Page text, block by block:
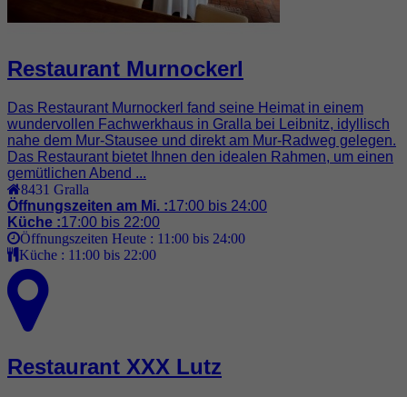
Restaurant Murnockerl
Das Restaurant Murnockerl fand seine Heimat in einem
wundervollen Fachwerkhaus in Gralla bei Leibnitz, idyllisch
nahe dem Mur-Stausee und direkt am Mur-Radweg gelegen.
Das Restaurant bietet Ihnen den idealen Rahmen, um einen
gemütlichen Abend ...
8431 Gralla
Öffnungszeiten am Mi. :17:00 bis 24:00
Küche :17:00 bis 22:00
Öffnungszeiten Heute : 11:00 bis 24:00
Küche : 11:00 bis 22:00
Restaurant XXX Lutz